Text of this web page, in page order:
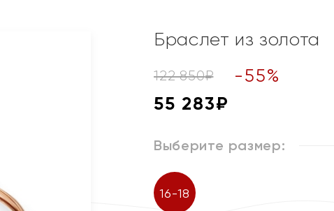
Браслет из золота
122 850₽ -55%
55 283₽
Выберите размер:
16-18